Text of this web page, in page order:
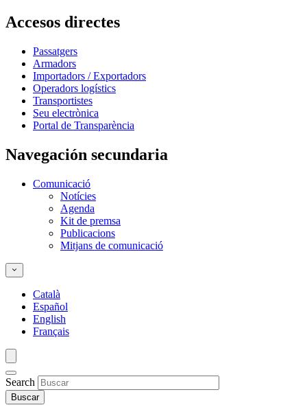
Accesos directes
Passatgers
Armadors
Importadors / Exportadors
Operadors logístics
Transportistes
Seu electrònica
Portal de Transparència
Navegación secundaria
Comunicació
Notícies
Agenda
Kit de premsa
Publicacions
Mitjans de comunicació
Català
Español
English
Français
Search